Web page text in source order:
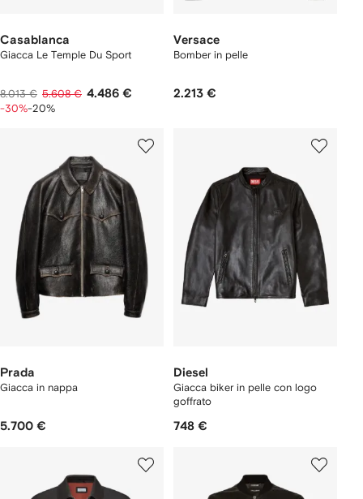
Casablanca
Giacca Le Temple Du Sport
8.013 € 5.608 € 4.486 €
-30%-20%
Versace
Bomber in pelle
2.213 €
Prada
Giacca in nappa
5.700 €
Diesel
Giacca biker in pelle con logo
goffrato
748 €